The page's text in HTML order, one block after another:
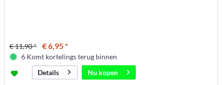
€ 11,90 * € 6,95 *
6 Komt kortelings terug binnen
Details
Nu kopen